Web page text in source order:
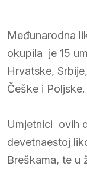
Međunarodna
okupila je 15
Hrvatske,
Češke i Poljske.
Umjetnici ovih
devetnaestoj
Breškama, te u